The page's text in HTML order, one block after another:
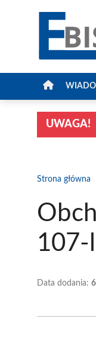
UWAGA!
Strona główna
107-
Data dodania: